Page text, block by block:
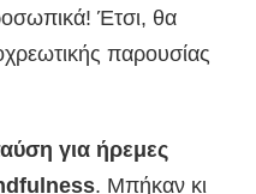
Έτσι, θα
παρουσίας
για ήρεμες
. Μπήκαν κι